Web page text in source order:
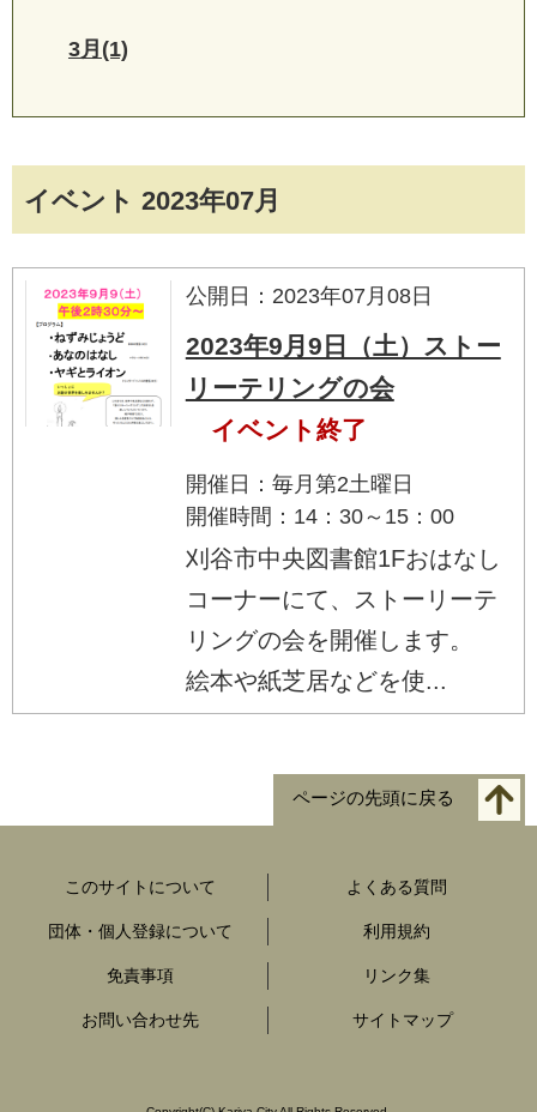
イベント 2023年07月
公開日：2023年07月08日
2023年9月9日（土）ストー
リーテリングの会
イベント終了
開催日：毎月第2土曜日
開催時間：14：30～15：00
刈谷市中央図書館1Fおはなし
コーナーにて、ストーリーテ
リングの会を開催します。
絵本や紙芝居などを使...
3月(1)
ページの先頭に戻る
このサイトについて よくある質問
団体・個人登録について 利用規約
免責事項 リンク集
お問い合わせ先 サイトマップ